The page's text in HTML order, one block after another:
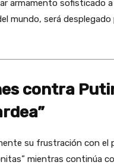
armamento sofisticado a
mundo, será
contra
su frustración con el
mientras continúa